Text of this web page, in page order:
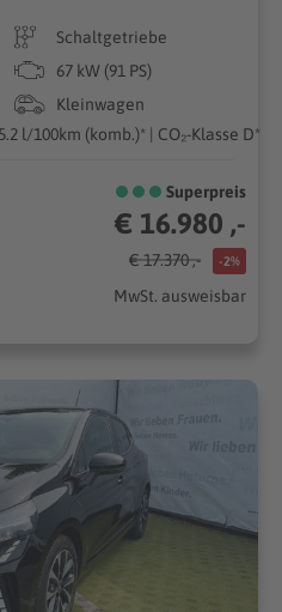
Schaltgetriebe
67 kW (91 PS)
Kleinwagen
l/100km (komb.)* | CO₂-Klasse D*
Superpreis
€ 16.980 ,-
€ 17.370 ,- -2%
MwSt. ausweisbar